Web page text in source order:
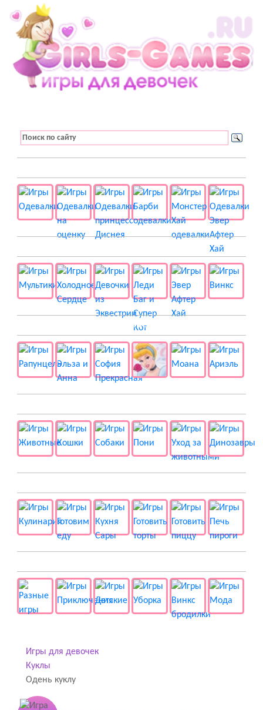
👸 Принцессы
Игры для девочек
Куклы
Одень куклу